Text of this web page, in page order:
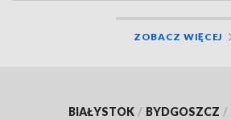
ZOBACZ WIĘCEJ
BIAŁYSTOK / BYDGOSZCZ /